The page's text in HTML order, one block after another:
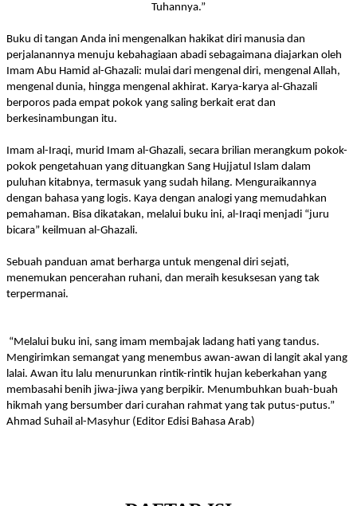
Tuhannya.”
Buku di tangan Anda ini mengenalkan hakikat diri manusia dan
perjalanannya menuju kebahagiaan abadi seba­gaimana diajarkan oleh
Imam Abu Hamid al-Ghazali: mulai dari mengenal diri, mengenal Allah,
mengenal dunia, hingga mengenal akhirat. Karya-karya al-Ghazali
berporos pada empat pokok yang saling berkait erat dan
berkesinambungan itu.
Imam al-Iraqi, murid Imam al-Ghazali, secara brilian merangkum pokok-
pokok pengetahuan yang dituangkan Sang Hujjatul Islam dalam
puluhan kitabnya, termasuk yang sudah hilang. Menguraikannya
dengan bahasa yang logis. Kaya dengan analogi yang memudahkan
pemahaman. Bisa dikatakan, melalui buku ini, al-Iraqi menjadi “juru
bicara” keilmuan al-Ghazali.
Sebuah panduan amat berharga untuk mengenal diri sejati,
menemukan pencerahan ruhani, dan meraih kesuksesan yang tak
terpermanai.
“Melalui buku ini, sang imam membajak ladang hati yang tandus.
Mengirimkan semangat yang menembus awan-awan di langit akal yang
lalai. Awan itu lalu menurunkan rintik-rintik hujan keberkahan yang
membasahi benih jiwa-jiwa yang berpikir. Menumbuhkan buah-buah
hikmah yang bersumber dari curahan rahmat yang tak putus-putus.”
Ahmad Suhail al-Masyhur (Editor Edisi Bahasa Arab)